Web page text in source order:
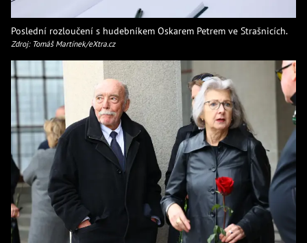
Poslední rozloučení s hudebníkem Oskarem Petrem ve Strašnicích.
Zdroj: Tomáš Martínek/eXtra.cz